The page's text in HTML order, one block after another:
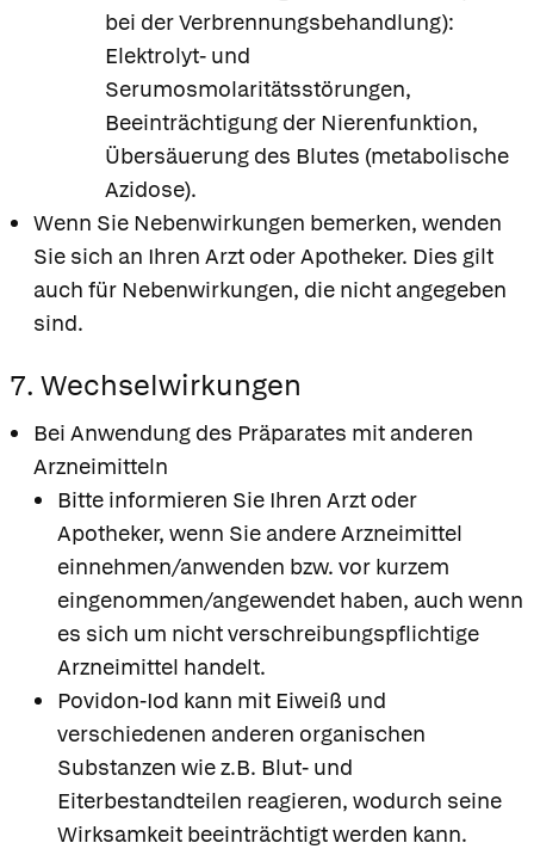
bei der Verbrennungsbehandlung):
Elektrolyt- und
Serumosmolaritätsstörungen,
Beeinträchtigung der Nierenfunktion,
Übersäuerung des Blutes (metabolische
Azidose).
Wenn Sie Nebenwirkungen bemerken, wenden
Sie sich an Ihren Arzt oder Apotheker. Dies gilt
auch für Nebenwirkungen, die nicht angegeben
sind.
7. Wechselwirkungen
Bei Anwendung des Präparates mit anderen
Arzneimitteln
Bitte informieren Sie Ihren Arzt oder
Apotheker, wenn Sie andere Arzneimittel
einnehmen/anwenden bzw. vor kurzem
eingenommen/angewendet haben, auch wenn
es sich um nicht verschreibungspflichtige
Arzneimittel handelt.
Povidon-Iod kann mit Eiweiß und
verschiedenen anderen organischen
Substanzen wie z.B. Blut- und
Eiterbestandteilen reagieren, wodurch seine
Wirksamkeit beeinträchtigt werden kann.